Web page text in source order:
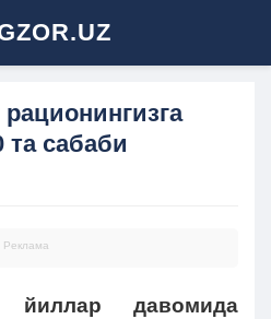
та сабаби
Реклама
давомида